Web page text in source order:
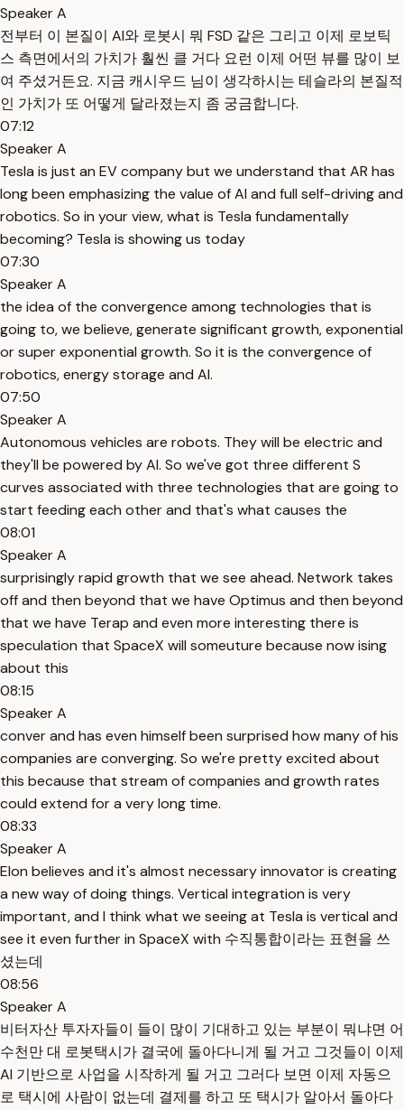
Speaker A
전부터 이 본질이 AI와 로봇시 뭐 FSD 같은 그리고 이제 로보틱
스 측면에서의 가치가 훨씬 클 거다 요런 이제 어떤 뷰를 많이 보
여 주셨거든요. 지금 캐시우드 님이 생각하시는 테슬라의 본질적
인 가치가 또 어떻게 달라졌는지 좀 궁금합니다.
07:12
Speaker A
Tesla is just an EV company but we understand that AR has
long been emphasizing the value of AI and full self-driving and
robotics. So in your view, what is Tesla fundamentally
becoming? Tesla is showing us today
07:30
Speaker A
the idea of the convergence among technologies that is
going to, we believe, generate significant growth, exponential
or super exponential growth. So it is the convergence of
robotics, energy storage and AI.
07:50
Speaker A
Autonomous vehicles are robots. They will be electric and
they'll be powered by AI. So we've got three different S
curves associated with three technologies that are going to
start feeding each other and that's what causes the
08:01
Speaker A
surprisingly rapid growth that we see ahead. Network takes
off and then beyond that we have Optimus and then beyond
that we have Terap and even more interesting there is
speculation that SpaceX will someuture because now ising
about this
08:15
Speaker A
conver and has even himself been surprised how many of his
companies are converging. So we're pretty excited about
this because that stream of companies and growth rates
could extend for a very long time.
08:33
Speaker A
Elon believes and it's almost necessary innovator is creating
a new way of doing things. Vertical integration is very
important, and I think what we seeing at Tesla is vertical and
see it even further in SpaceX with 수직통합이라는 표현을 쓰
셨는데
08:56
Speaker A
비터자산 투자자들이 들이 많이 기대하고 있는 부분이 뭐냐면 어
수천만 대 로봇택시가 결국에 돌아다니게 될 거고 그것들이 이제
AI 기반으로 사업을 시작하게 될 거고 그러다 보면 이제 자동으
로 택시에 사람이 없는데 결제를 하고 또 택시가 알아서 돌아다